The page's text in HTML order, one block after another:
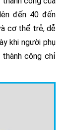
đến 40 đến
cơ thể trẻ, dễ
khi người phụ
công chỉ